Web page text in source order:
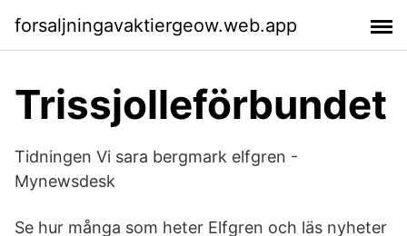
forsaljningavaktiergeow.web.app
Trissjolleförbundet
Tidningen Vi sara bergmark elfgren -
Mynewsdesk
Se hur många som heter Elfgren och läs nyheter